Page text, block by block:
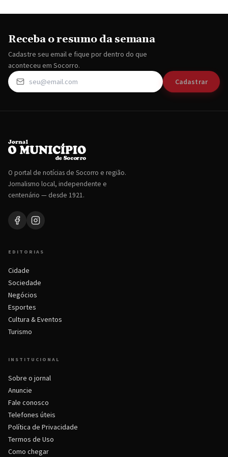
Receba o resumo da semana
Cadastre seu email e fique por dentro do que
aconteceu em Socorro.
Cadastrar
O portal de notícias de Socorro e região.
Jornalismo local, independente e
centenário — desde 1921.
EDITORIAS
Cidade
Sociedade
Negócios
Esportes
Cultura & Eventos
Turismo
INSTITUCIONAL
Sobre o jornal
Anuncie
Fale conosco
Telefones úteis
Política de Privacidade
Termos de Uso
Como chegar